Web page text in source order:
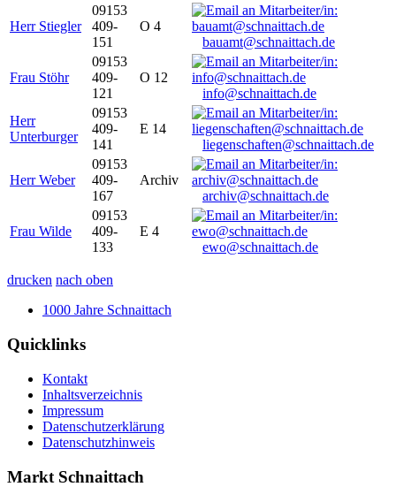
Herr Stiegler
09153
409-
151
O 4
bauamt@schnaittach.de
Frau Stöhr
09153
409-
121
O 12
info@schnaittach.de
Herr
Unterburger
09153
409-
141
E 14
liegenschaften@schnaittach.de
Herr Weber
09153
409-
167
Archiv
archiv@schnaittach.de
Frau Wilde
09153
409-
133
E 4
ewo@schnaittach.de
drucken nach oben
1000 Jahre Schnaittach
Quicklinks
Kontakt
Inhaltsverzeichnis
Impressum
Datenschutzerklärung
Datenschutzhinweis
Markt Schnaittach